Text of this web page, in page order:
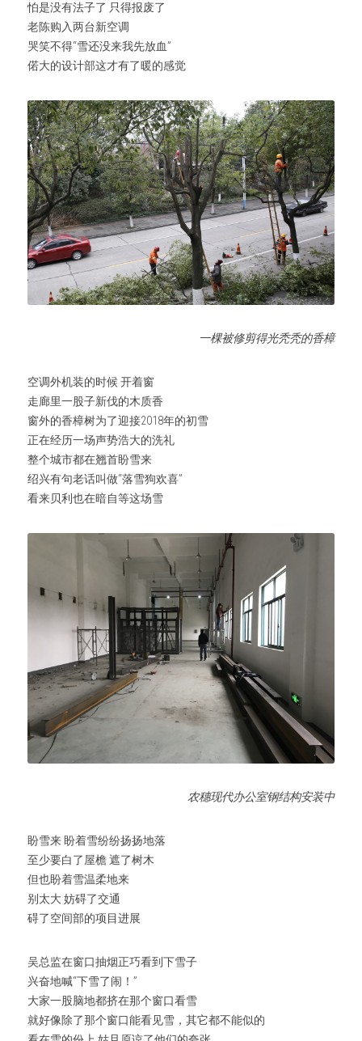
怕是没有法子了 只得报废了
老陈购入两台新空调
哭笑不得“雪还没来我先放血”
偌大的设计部这才有了暖的感觉
一棵被修剪得光秃秃的香樟
空调外机装的时候 开着窗
走廊里一股子新伐的木质香
窗外的香樟树为了迎接2018年的初雪
正在经历一场声势浩大的洗礼
整个城市都在翘首盼雪来
绍兴有句老话叫做“落雪狗欢喜”
看来贝利也在暗自等这场雪
农穗现代办公室钢结构安装中
盼雪来 盼着雪纷纷扬扬地落
至少要白了屋檐 遮了树木
但也盼着雪温柔地来
别太大 妨碍了交通
碍了空间部的项目进展
吴总监在窗口抽烟正巧看到下雪子
兴奋地喊“下雪了闹！”
大家一股脑地都挤在那个窗口看雪
就好像除了那个窗口能看见雪，其它都不能似的